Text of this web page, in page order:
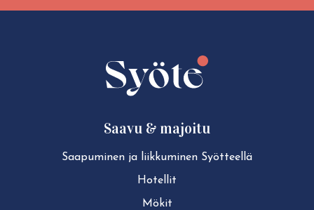
Saavu & majoitu
Saapuminen ja liikkuminen Syötteellä
Hotellit
Mökit